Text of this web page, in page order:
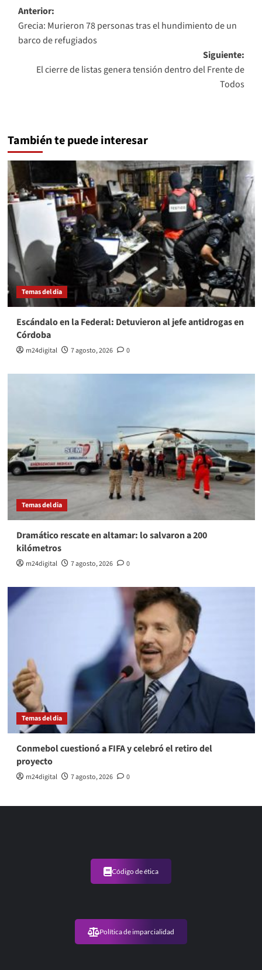
Navegación
de
entradas
Anterior:
Grecia: Murieron 78 personas tras el hundimiento de un
barco de refugiados
Siguiente:
El cierre de listas genera tensión dentro del Frente de
Todos
También te puede interesar
Temas del dia
Escándalo en la Federal: Detuvieron al jefe antidrogas en
Córdoba
m24digital 7 agosto, 2026 0
Temas del dia
Dramático rescate en altamar: lo salvaron a 200
kilómetros
m24digital 7 agosto, 2026 0
Temas del dia
Conmebol cuestionó a FIFA y celebró el retiro del
proyecto
m24digital 7 agosto, 2026 0
Código de ética
Política de imparcialidad